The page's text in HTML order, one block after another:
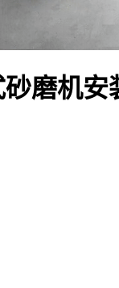
磨机安